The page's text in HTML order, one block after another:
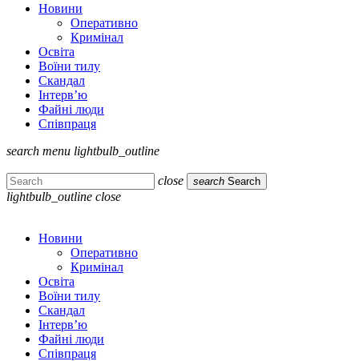
Новини
Оперативно
Кримінал
Освіта
Воїни тилу
Скандал
Інтерв’ю
Файні люди
Співпраця
search menu lightbulb_outline
close search Search
lightbulb_outline close
Новини
Оперативно
Кримінал
Освіта
Воїни тилу
Скандал
Інтерв’ю
Файні люди
Співпраця